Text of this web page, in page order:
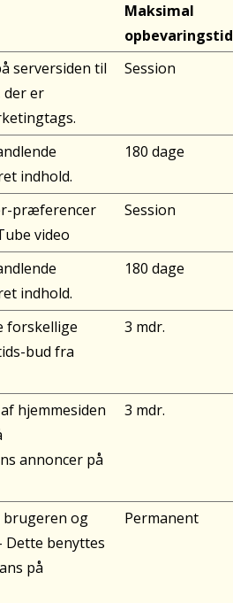
Maksimal
opbevaringstid
serversiden til
der er
Session
indhold.
180 dage
præferencer
video
Session
indhold.
180 dage
forskellige
bud fra
3 mdr.
hjemmesiden
annoncer på
3 mdr.
brugeren og
Dette benyttes
på
Permanent